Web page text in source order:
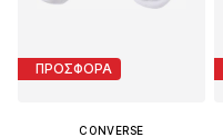
ΠΡΟΣΦΟΡΑ
CONVERSE